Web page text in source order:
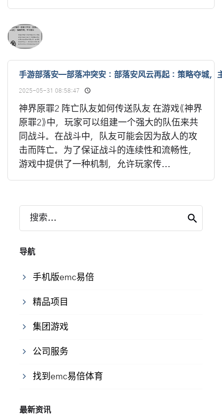
手游部落安—部落冲突安：部落安风云再起：策略夺城，
2025-05-31 08:58:47
神界原罪2 阵亡队友如何传送队友 在游戏《神界
原罪2》中，玩家可以组建一个强大的队伍来共
同战斗。在战斗中，队友可能会因为敌人的攻
击而阵亡。为了保证战斗的连续性和流畅性，
游戏中提供了一种机制，允许玩家传...
搜索...
导航
手机版emc易倍
精品项目
集团游戏
公司服务
找到emc易倍体育
最新资讯